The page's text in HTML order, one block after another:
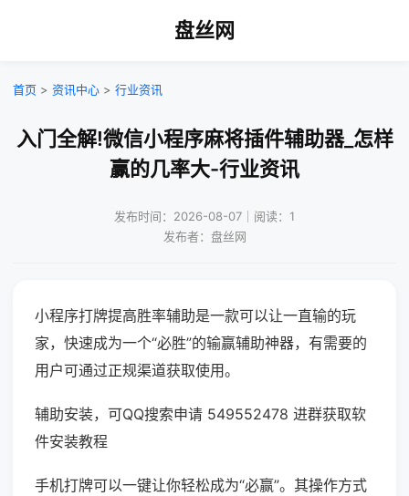
盘丝网
首页 > 资讯中心 > 行业资讯
入门全解!微信小程序麻将插件辅助器_怎样
赢的几率大-行业资讯
发布时间：2026-08-07｜阅读：1
发布者：盘丝网
小程序打牌提高胜率辅助是一款可以让一直输的玩
家，快速成为一个“必胜”的输赢辅助神器，有需要的
用户可通过正规渠道获取使用。
辅助安装，可QQ搜索申请 549552478 进群获取软
件安装教程
手机打牌可以一键让你轻松成为“必赢”。其操作方式